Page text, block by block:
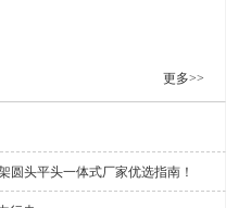
更多>>
圆头平头一体式厂家优选指南！